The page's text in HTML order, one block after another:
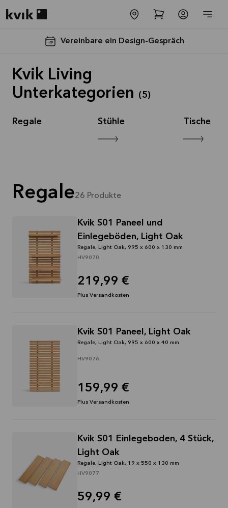
Vereinbare ein Design-Gespräch
lesen
Kvik Living
Unterkategorien
(5)
Regale Stühle Tische
Regale26 Produkte
Kvik S01 Paneel und
Einlegeböden, Light Oak
Regale, Light Oak, 995 x 600 x 130 mm
HV9070
219,99 €
Plus Versandkosten
Kvik S01 Paneel, Light Oak
Regale, Light Oak, 995 x 600 x 40 mm
HV9076
159,99 €
Plus Versandkosten
Kvik S01 Einlegeboden, 4 Stück,
Light Oak
Regale, Light Oak, 19 x 550 x 130 mm
HV9077
59,99 €